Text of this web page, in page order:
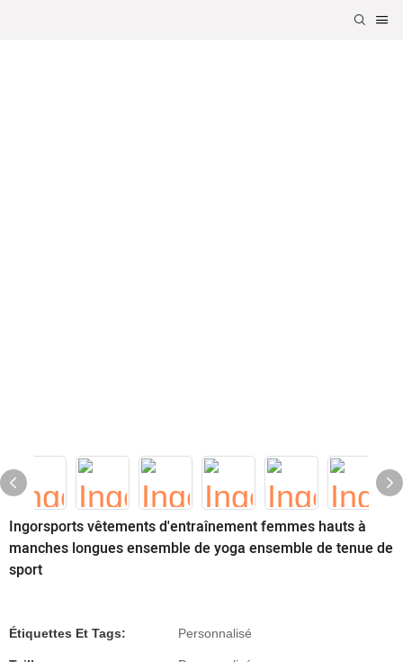
Ingorsports vêtements d'entraînement femmes hauts à
manches longues ensemble de yoga ensemble de tenue de
sport
Étiquettes Et Tags: Personnalisé